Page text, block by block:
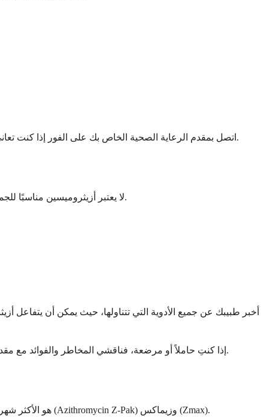
اتصل بمقدم الرعاية الصحية الخاص بك على الفور إذا كنت تعاني من أي من هذه الآثار الجانبية الخطيرة. في حين أنها غير شائعة، إلا أنها يمكن أن تكون علامات على مضاعفات أكثر أهمية تتطلب علاجًا فوريًا.
لا يعتبر أزيثروميسين مناسبًا للجميع، وسيقوم طبيبك بمراجعة تاريخك الطبي قبل وصفه. يمكن لبعض الحالات والأدوية أن تجعل أزيثروميسين غير آمن أو أقل فعالية بالنسبة لك.
أخبر طبيبك عن جميع الأدوية التي تتناولها، حيث يمكن أن يتفاعل
إذا كنتِ حاملاً أو مرضعة، فناقشي المخاطر والفوائد مع مقدم الرعاية الصحية الخاص بك. في حين يعتبر أزيثروميسين آمنًا بشكل عام أثناء الحمل، سيقوم طبيبك بموازنة الفوائد مقابل أي مخاطر محتملة.
يتوفر أزيثروميسين تحت عدة أسماء تجارية، مع كون زيثروماكس (Zithromax) هو الأكثر شهرة. تشمل الأسماء التجارية الشائعة الأخرى أزيثروميسين زد-باك (Azithromycin Z-Pak) وزيماكس (Zmax).